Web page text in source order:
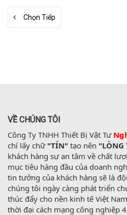
Chọn Tiếp
VỀ CHÚNG TÔI
Công Ty TNHH Thiết Bị Vật Tư
chí lấy chữ "TÍN" tạo nên "LÒNG
khách hàng sự an tâm về chất
mục tiêu hàng đầu của doanh
tin tưởng của khách hàng sẽ là
chúng tôi ngày càng phát triển
thúc đẩy cho nền kinh tế Việt
thời đại cách mạng công nghiệp